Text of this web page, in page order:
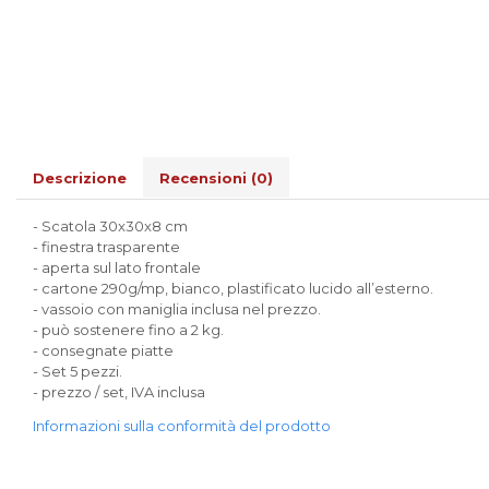
Scatole per Macarons e Praline
Praline
Scatole con Cassetto per Praline
Scatole Medie e Grandi per 10–40
Macarons
Scatole per 5–6 Macarons con
Finestra Decorata Effetto Pizzo
Scatole per Praline con Separatore
Scatole Piccole con Nastro e
Cassetto per Macarons
Descrizione Recensioni (0)
- Scatola 30x30x8 cm
- finestra trasparente
- aperta sul lato frontale
- cartone 290g/mp, bianco, plastificato lucido all’esterno.
- vassoio con maniglia inclusa nel prezzo.
- può sostenere fino a 2 kg.
- consegnate piatte
- Set 5 pezzi.
- prezzo / set, IVA inclusa
Informazioni sulla conformità del prodotto